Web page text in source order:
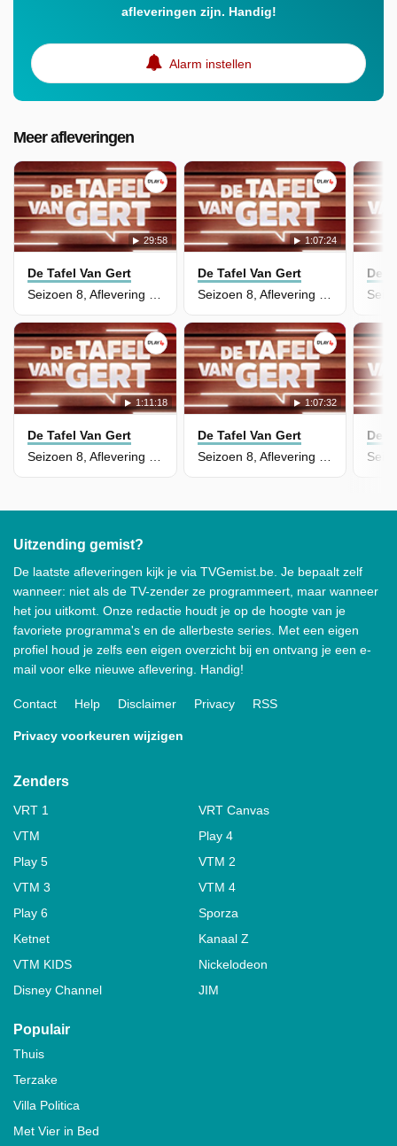
afleveringen zijn. Handig!
Alarm instellen
Meer afleveringen
29:58
De Tafel Van Gert
Seizoen 8, Aflevering 19 - De Tafel van de Week - 19
1:07:24
De Tafel Van Gert
Seizoen 8, Aflevering 75
1:11:18
De Tafel Van Gert
1:07:32
De Tafel Van Gert
De
De
Uitzending gemist?
De laatste afleveringen kijk je via TVGemist.be. Je bepaalt zelf
wanneer: niet als de TV-zender ze programmeert, maar wanneer
het jou uitkomt. Onze redactie houdt je op de hoogte van je
favoriete programma's en de allerbeste series. Met een eigen
profiel houd je zelfs een eigen overzicht bij en ontvang je een e-
mail voor elke nieuwe aflevering. Handig!
Contact Help Disclaimer Privacy RSS
Privacy voorkeuren wijzigen
Zenders
VRT 1
VRT Canvas
VTM
Play 4
Play 5
VTM 2
VTM 3
VTM 4
Play 6
Sporza
Ketnet
Kanaal Z
VTM KIDS
Nickelodeon
Disney Channel
JIM
Populair
Thuis
Terzake
Villa Politica
Met Vier in Bed